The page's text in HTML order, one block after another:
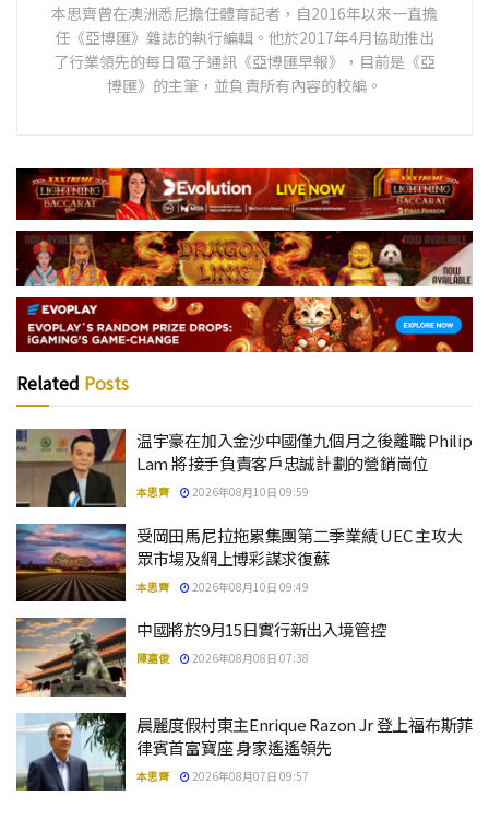
本思齊曾在澳洲悉尼擔任體育記者，自2016年以來一直擔
任《亞博匯》雜誌的執行編輯。他於2017年4月協助推出
了行業領先的每日電子通訊《亞博匯早報》，目前是《亞
博匯》的主筆，並負責所有內容的校編。
Related Posts
温宇豪在加入金沙中國僅九個月之後離職 Philip
Lam 將接手負責客戶忠誠計劃的營銷崗位
本思齊 2026年08月10日 09:59
受岡田馬尼拉拖累集團第二季業績 UEC 主攻大
眾市場及網上博彩謀求復蘇
本思齊 2026年08月10日 09:49
中國將於9月15日實行新出入境管控
陳嘉俊 2026年08月08日 07:38
晨麗度假村東主Enrique Razon Jr 登上福布斯菲
律賓首富寶座 身家遙遙領先
本思齊 2026年08月07日 09:57